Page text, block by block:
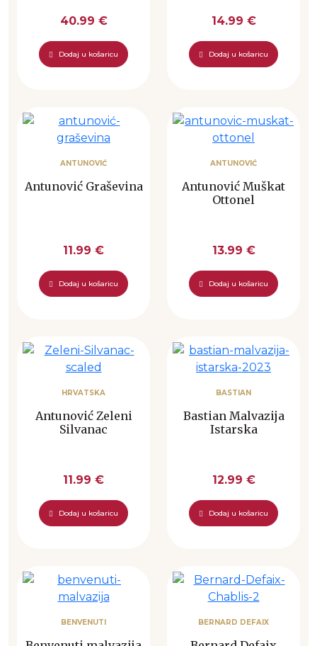
40.99 €
Dodaj u košaricu
14.99 €
Dodaj u košaricu
ANTUNOVIĆ
Antunović Graševina
11.99 €
Dodaj u košaricu
ANTUNOVIĆ
Antunović Muškat
Ottonel
13.99 €
Dodaj u košaricu
HRVATSKA
Antunović Zeleni
Silvanac
11.99 €
Dodaj u košaricu
BASTIAN
Bastian Malvazija
Istarska
12.99 €
Dodaj u košaricu
BENVENUTI BERNARD DEFAIX